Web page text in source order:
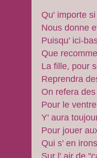
Qu' importe
Nous donne
Puisqu' ici-
Que
La fille, pour
Reprendra
On refera
Pour le
Y' aura
Pour jouer
Qui s' en
Sur l' air de